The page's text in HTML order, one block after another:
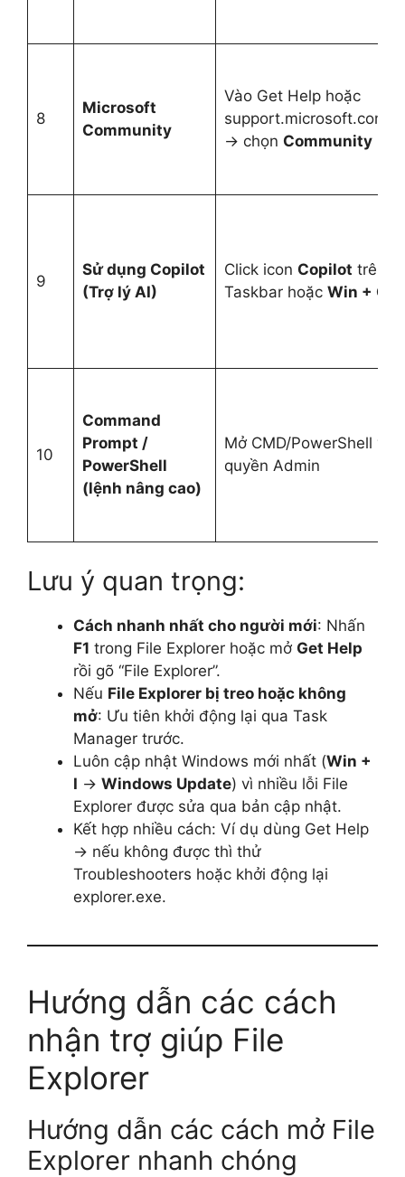
8
Microsoft
Community
Vào Get Help hoặc
support.microsoft.com
→ chọn Community
9
Sử dụng Copilot
(Trợ lý AI)
Click icon Copilot trên
Taskbar hoặc Win + C
10
Command
Prompt /
PowerShell
(lệnh nâng cao)
Mở CMD/PowerShell với
quyền Admin
Lưu ý quan trọng:
Cách nhanh nhất cho người mới: Nhấn
F1 trong File Explorer hoặc mở Get Help
rồi gõ “File Explorer”.
Nếu File Explorer bị treo hoặc không
mở: Ưu tiên khởi động lại qua Task
Manager trước.
Luôn cập nhật Windows mới nhất (Win +
I → Windows Update) vì nhiều lỗi File
Explorer được sửa qua bản cập nhật.
Kết hợp nhiều cách: Ví dụ dùng Get Help
→ nếu không được thì thử
Troubleshooters hoặc khởi động lại
explorer.exe.
Hướng dẫn các cách
nhận trợ giúp File
Explorer
Hướng dẫn các cách mở File
Explorer nhanh chóng